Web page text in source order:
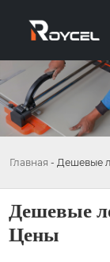
Главная - Дешевые
Дешевые
Цены